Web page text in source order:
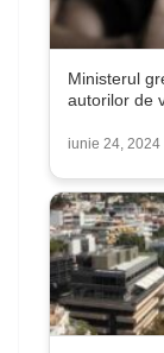
Ministerul
autorilor de
iunie 24, 2024